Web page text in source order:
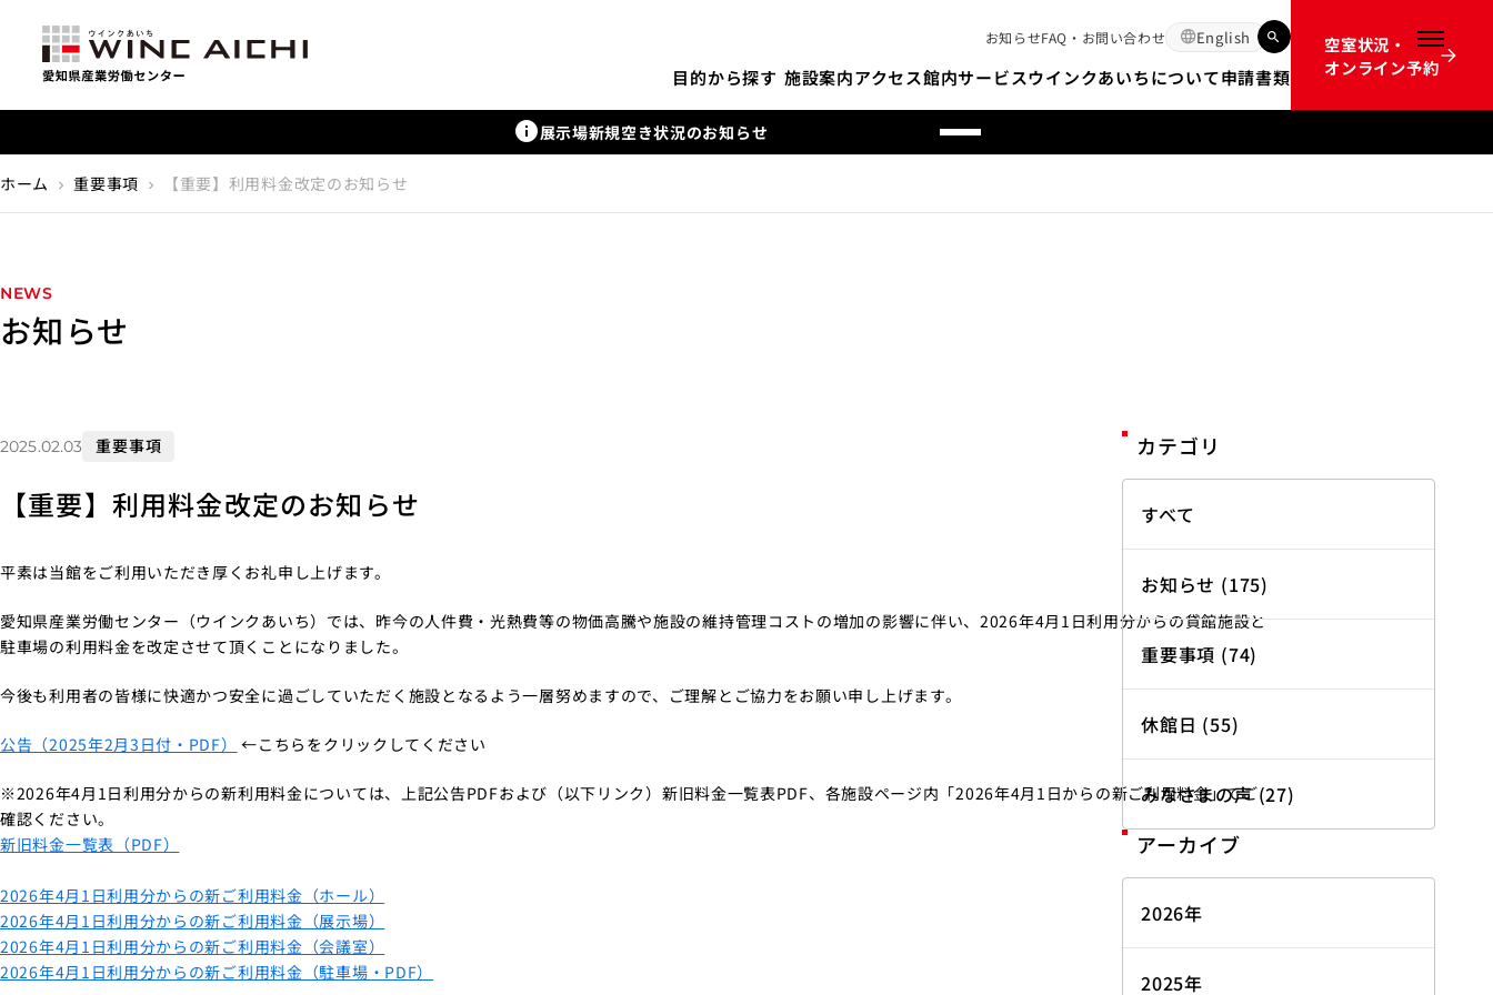
メニュー
お知らせFAQ・お問い合わせ English
目的から探す 施設案内アクセス館内サービスウインクあいちについて申請書類
空室状況・
オンライン予約
info展示場新規空き状況のお知らせ
ホーム chevron_right 重要事項 chevron_right 【重要】利用料金改定のお知らせ
NEWS
お知らせ
2025.02.03 重要事項
【重要】利用料金改定のお知らせ
平素は当館をご利用いただき厚くお礼申し上げます。
愛知県産業労働センター（ウインクあいち）では、昨今の人件費・光熱費等の物価高騰や施設の維持管理コストの増加の影響に伴い、2026年4月1日利用分からの貸館施設と
駐車場の利用料金を改定させて頂くことになりました。
今後も利用者の皆様に快適かつ安全に過ごしていただく施設となるよう一層努めますので、ご理解とご協力をお願い申し上げます。
公告（2025年2月3日付・PDF） ←こちらをクリックしてください
※2026年4月1日利用分からの新利用料金については、上記公告PDFおよび（以下リンク）新旧料金一覧表PDF、各施設ページ内「2026年4月1日からの新ご利用料金」でご
確認ください。
新旧料金一覧表（PDF）
2026年4月1日利用分からの新ご利用料金（ホール）
2026年4月1日利用分からの新ご利用料金（展示場）
2026年4月1日利用分からの新ご利用料金（会議室）
2026年4月1日利用分からの新ご利用料金（駐車場・PDF）
カテゴリ
すべて
お知らせ (175)
重要事項 (74)
休館日 (55)
みなさまの声 (27)
アーカイブ
2026年
2025年